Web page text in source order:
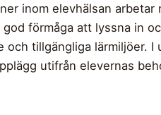
inom elevhälsan
förmåga att lyssna in
tillgängliga lärmiljöer.
utifrån elevernas